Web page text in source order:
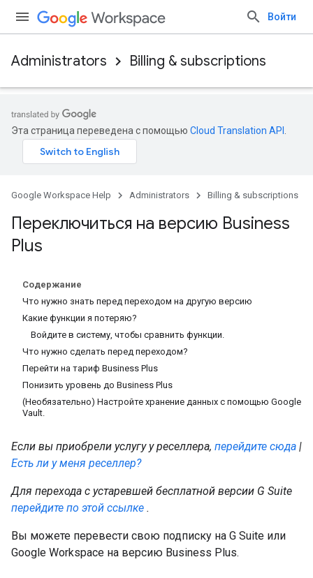
Войти
Administrators Billing & subscriptions
Эта страница переведена с помощью Cloud Translation API
Google Workspace Help Administrators Billing & subscriptions
Переключиться на версию Business
Plus
Содержание
Что нужно знать перед переходом на другую версию
Какие функции я потеряю?
Войдите в систему, чтобы сравнить функции.
Что нужно сделать перед переходом?
Перейти на тариф Business Plus
Понизить уровень до Business Plus
(Необязательно) Настройте хранение данных с помощью Google
Vault.
Если вы приобрели услугу у реселлера, перейдите сюда |
Есть ли у меня реселлер?
Для перехода с устаревшей бесплатной версии G Suite
перейдите по этой ссылке .
Вы можете перевести свою подписку на G Suite или
Google Workspace на версию Business Plus.